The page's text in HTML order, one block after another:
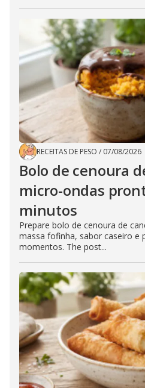
RECEITAS DE PESO / 07/08/2026
Bolo de cenoura
micro-ondas
minutos
Prepare bolo de cenoura de
massa fofinha, sabor caseiro e
momentos. The post...